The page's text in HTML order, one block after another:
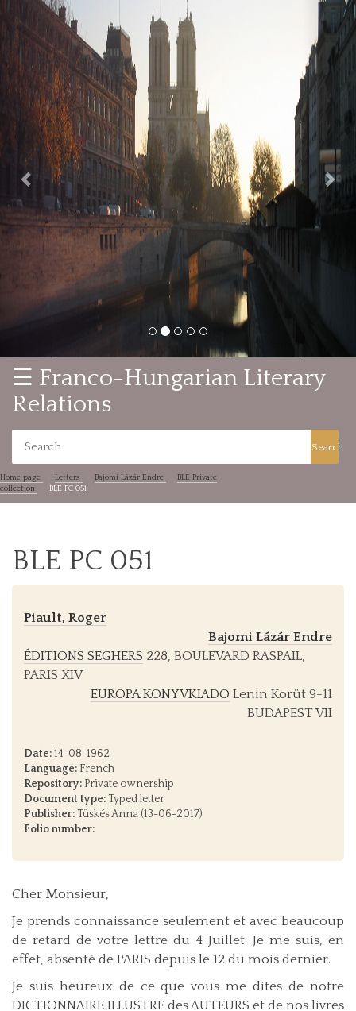
Previous
☰ Franco-Hungarian Literary
Relations
Search
Home page Letters Bajomi Lázár Endre
BLE Private
collection
BLE PC 051
BLE PC 051
Piault, Roger
Bajomi Lázár Endre
ÉDITIONS SEGHERS 228, BOULEVARD RASPAIL,
PARIS XIV
EUROPA KONYVKIADO Lenin Korüt 9-11
BUDAPEST VII
Date:14-08-1962
Language: French
Repository: Private ownership
Document type: Typed letter
Publisher: Tüskés Anna (13-06-2017)
Folio number:
Cher Monsieur,
Je prends connaissance seulement et avec beaucoup
de retard de votre lettre du 4 Juillet. Je me suis, en
effet, absenté de PARIS depuis le 12 du mois dernier.
Je suis heureux de ce que vous me dites de notre
DICTIONNAIRE ILLUSTRE des AUTEURS et de nos livres